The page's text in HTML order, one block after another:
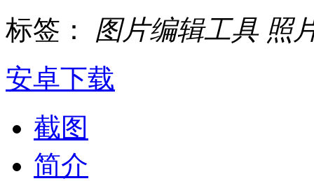
标签： 图片编辑工具 照
安卓下载
截图
简介